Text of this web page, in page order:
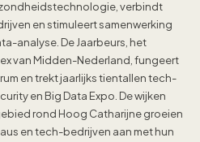
verbindt
en stimuleert samenwerking
analyse. De Jaarbeurs, het
van Midden-Nederland, fungeert
en trekt jaarlijks tientallen tech-
en Big Data Expo. De wijken
rond Hoog Catharijne groeien
en tech-bedrijven aan met hun